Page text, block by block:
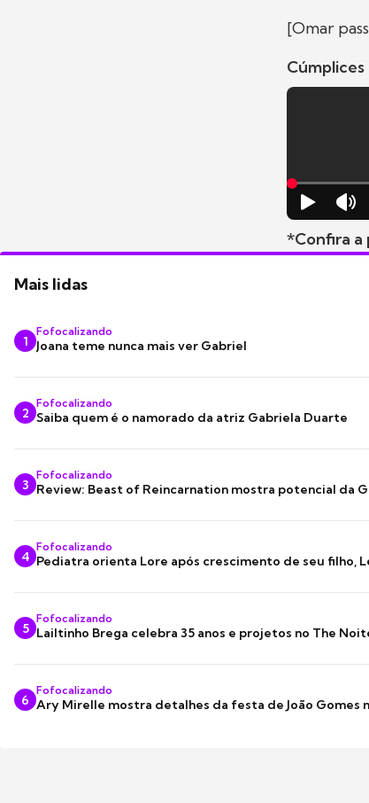
[Omar
Cúmplices
*Confira a
Mais lidas
1
Fofocalizando
Joana teme nunca mais ver Gabriel
2
Fofocalizando
Saiba quem é o namorado da atriz Gabriela Duarte
3
Fofocalizando
Review: Beast of Reincarnation mostra potencial da
4
Fofocalizando
Pediatra orienta Lore após crescimento de seu filho,
5
Fofocalizando
Lailtinho Brega celebra 35 anos e projetos no The
6
Fofocalizando
Ary Mirelle mostra detalhes da festa de João Gomes